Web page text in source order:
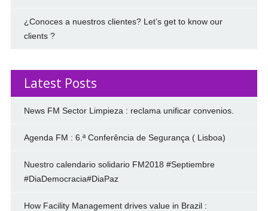
¿Conoces a nuestros clientes? Let’s get to know our
clients ?
Latest Posts
News FM Sector Limpieza : reclama unificar convenios.
Agenda FM : 6.ª Conferência de Segurança ( Lisboa)
Nuestro calendario solidario FM2018 #Septiembre
#DiaDemocracia#DiaPaz
How Facility Management drives value in Brazil :